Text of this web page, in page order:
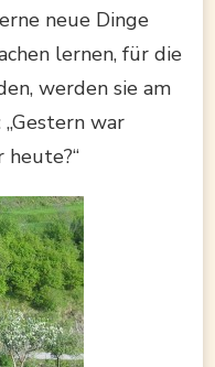
neue Dinge
lernen, für die
werden sie am
war
heute?“